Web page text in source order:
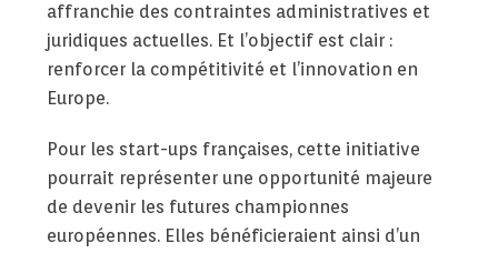
affranchie des contraintes administratives et
juridiques actuelles. Et l’objectif est clair :
renforcer la compétitivité et l’innovation en
Europe.
Pour les start-ups françaises, cette initiative
pourrait représenter une opportunité majeure
de devenir les futures championnes
européennes. Elles bénéficieraient ainsi d’un